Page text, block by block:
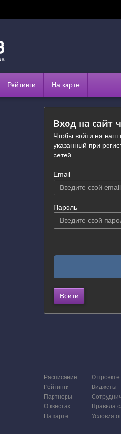
Рейтинги На карте
Вход на сайт
Чтобы войти на наш
указанный при
сетей
Email
Пароль
Войти
Расписание
Рейтинги
Партнеры
О квестах
На карте
О проекте
Виджеты
Правила
Условия